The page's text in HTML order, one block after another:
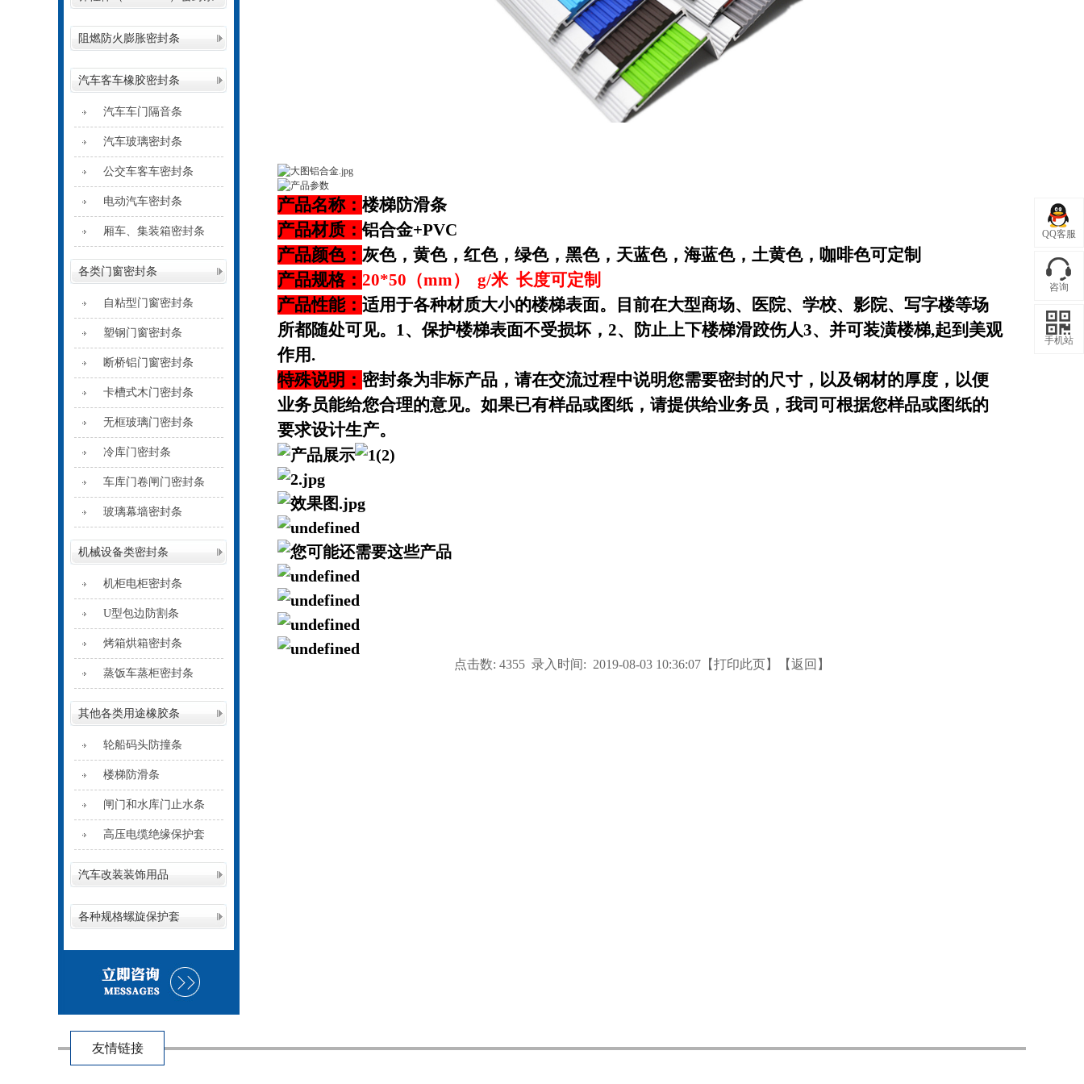
阻燃防火膨胀密封条
汽车客车橡胶密封条
汽车车门隔音条
汽车玻璃密封条
公交车客车密封条
电动汽车密封条
厢车、集装箱密封条
各类门窗密封条
自粘型门窗密封条
塑钢门窗密封条
断桥铝门窗密封条
卡槽式木门密封条
无框玻璃门密封条
冷库门密封条
车库门卷闸门密封条
玻璃幕墙密封条
机械设备类密封条
机柜电柜密封条
U型包边防割条
烤箱烘箱密封条
蒸饭车蒸柜密封条
其他各类用途橡胶条
轮船码头防撞条
楼梯防滑条
闸门和水库门止水条
高压电缆绝缘保护套
汽车改装装饰用品
各种规格螺旋保护套
产品名称：楼梯防滑条
产品材质：铝合金+PVC
产品颜色：灰色，黄色，红色，绿色，黑色，天蓝色，海蓝色，土黄色，咖啡色可定制
产品规格：20*50 （mm） g/米 长度可定制
产品性能：适用于各种材质大小的楼梯表面。目前在大型商场、医院、学校、影院、写字楼等场
所都随处可见。1、保护楼梯表面不受损坏，2、防止上下楼梯滑跤伤人3、并可装潢楼梯,起到美观
作用.
特殊说明：密封条为非标产品，请在交流过程中说明您需要密封的尺寸，以及钢材的厚度，以便
业务员能给您合理的意见。如果已有样品或图纸，请提供给业务员，我司可根据您样品或图纸的
要求设计生产。
点击数: 4355 录入时间: 2019-08-03 10:36:07【打印此页】【返回 】
友情链接
QQ客服
咨询
手机站